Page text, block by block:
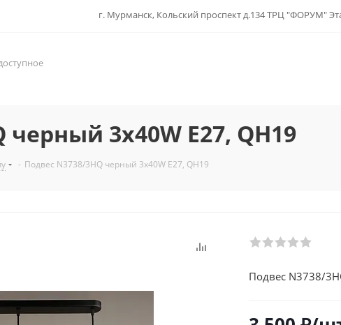
г. Мурманск, Кольский проспект д.134 ТРЦ "ФОРУМ"
черный 3х40W E27, QH19
- Подвес N3738/3HQ черный 3х40W E27, QH19
Подвес N3738/